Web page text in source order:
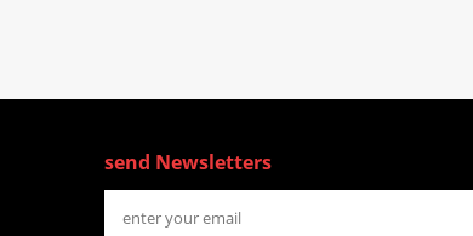
send Newsletters